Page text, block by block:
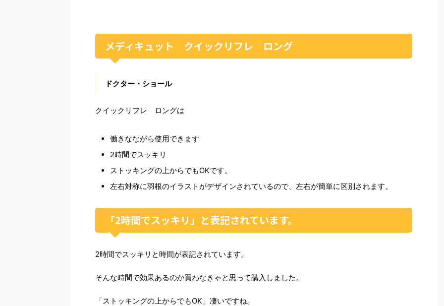
メディキュット クイックリフレ ロング
ドクター・ショール
クイックリフレ ロングは
働きなながら使用できます
2時間でスッキリ
ストッキングの上からでもOKです。
左右対称に羽根のイラストがデザインされているので、左右が簡単に区別されます。
「2時間でスッキリ」と表記されています。
2時間でスッキリと時間が表記されています。
そんな時間で効果あるのか買わなきゃと思って購入しました。
「ストッキングの上からでもOK」凄いですね。